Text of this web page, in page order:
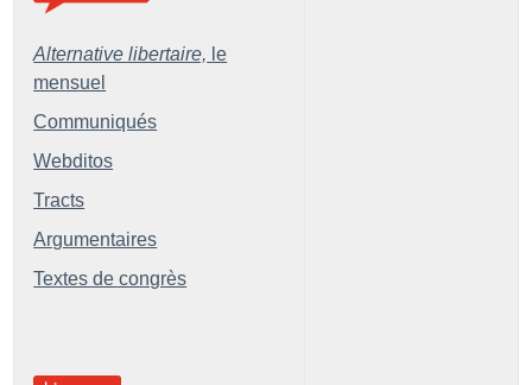
Alternative libertaire, le
mensuel
Communiqués
Webditos
Tracts
Argumentaires
Textes de congrès